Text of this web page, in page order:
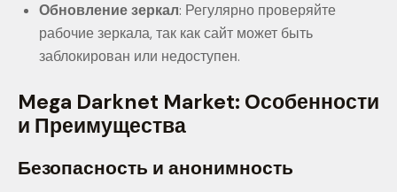
Обновление зеркал: Регулярно проверяйте
рабочие зеркала, так как сайт может быть
заблокирован или недоступен.
Mega Darknet Market: Особенности
и Преимущества
Безопасность и анонимность